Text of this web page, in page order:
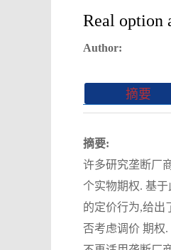
Real option
Author:
摘要
摘要:
许多研究垄断厂
个实物期权. 基
的定价行为,给出
否考虑调价 期权